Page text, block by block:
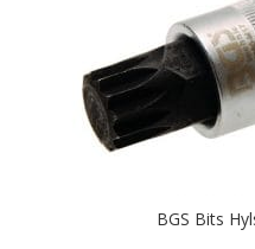
BGS Bits